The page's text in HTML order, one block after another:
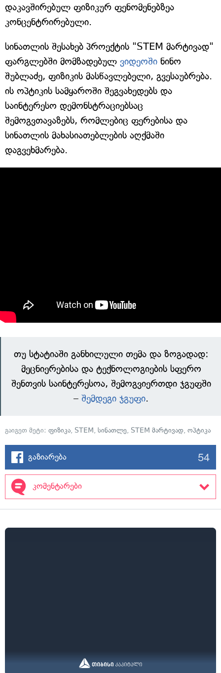
დაკავშირებულ ფიზიკურ ფენომენებზეა
კონცენტრირებული.
სინათლის შესახებ პროექტის "STEM მარტივად"
ფარგლებში მომზადებულ ვიდეოში ნინო
შუბლაძე, ფიზიკის მასწავლებელი, გვესაუბრება.
ის ოპტიკის სამყაროში შეგვახედებს და
საინტერესო დემონსტრაციებსაც
შემოგვთავაზებს, რომლებიც ფერებისა და
სინათლის მახასიათებლების აღქმაში
დაგვეხმარება.
თუ სტატიაში განხილული თემა და ზოგადად:
მეცნიერებისა და ტექნოლოგიების სფერო
შენთვის საინტერესოა, შემოგვიერთდი ჯგუფში
– შემდეგი ჯგუფი.
გაიგეთ მეტი: ფიზიკა, STEM, სინათლე, STEM მარტივად, ოპტიკა
გაზიარება 54
კომენტარები